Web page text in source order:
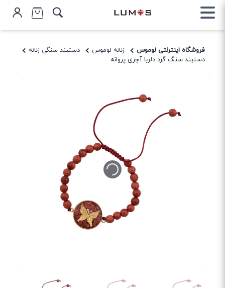
فروشگاه اینترنتی لوموس زنانه لوموس
دستبند سنگی زنانه
دستبند سنگ گرد دلربا آجری پروانه